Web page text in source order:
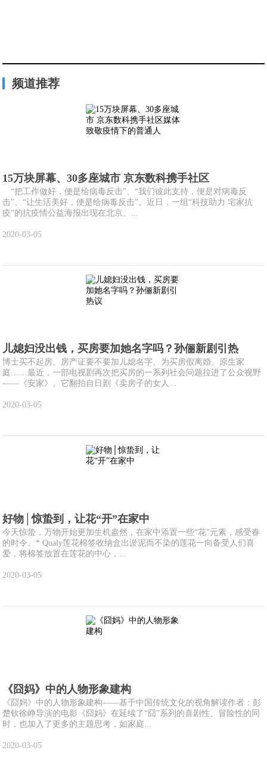
频道推荐
15万块屏幕、30多座城市 京东数科携手社区
“把工作做好，便是给病毒反击”、“我们彼此支持，便是对病毒反
击”、“让生活美好，便是给病毒反击”。近日，一组“科技助力 宅家抗
疫”的抗疫情公益海报出现在北京、...
2020-03-05
儿媳妇没出钱，买房要加她名字吗？孙俪新剧引热
博士买不起房、房产证要不要加儿媳名字、为买房假离婚、原生家
庭……最近，一部电视剧再次把买房的一系列社会问题拉进了公众视野
——《安家》。它翻拍自日剧《卖房子的女人...
2020-03-05
好物│惊蛰到，让花“开”在家中
今天惊蛰，万物开始更加生机盎然，在家中添置一些“花”元素，感受春
的时令。* Qualy莲花棉签收纳盒出淤泥而不染的莲花一向备受人们喜
爱，将棉签放置在莲花的中心，...
2020-03-05
《囧妈》中的人物形象建构
《囧妈》中的人物形象建构——基于中国传统文化的视角解读作者：彭
楚钦徐峥导演的电影《囧妈》在延续了“囧”系列的喜剧性、冒险性的同
时，也加入了更多的主题思考，如家庭...
2020-03-05